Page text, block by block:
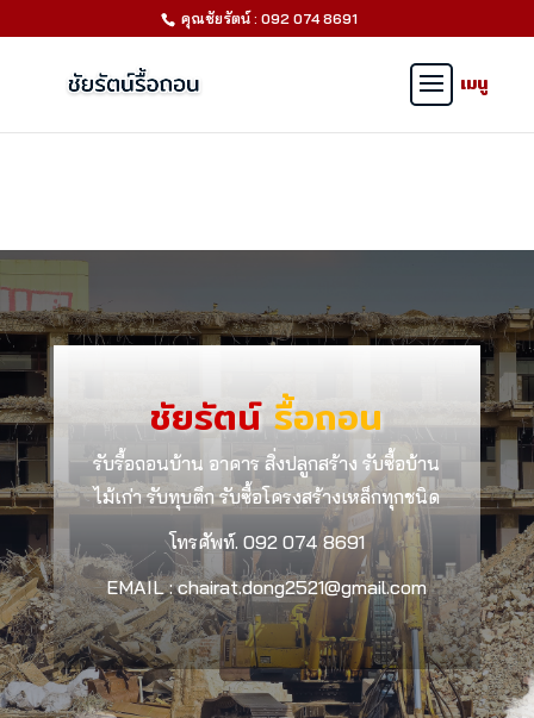
คุณชัยรัตน์ : 092 074 8691
ชัยรัตน์รื้อถอน
รับรื้อถอนบ้าน อาคาร สิ่งปลูกสร้าง รับซื้อบ้าน
ไม้เก่า รับทุบตึก รับซื้อโครงสร้างเหล็กทุกชนิด
โทรศัพท์. 092 074 8691
EMAIL : chairat.dong2521@gmail.com